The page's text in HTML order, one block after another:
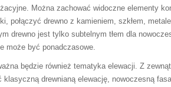
Można zachować widoczne elementy
połączyć drewno z kamieniem, szkłem,
drewno jest tylko subtelnym tłem dla
może być ponadczasowe.
będzie również tematyka elewacji. Z
klasyczną drewnianą elewację, nowoczesną